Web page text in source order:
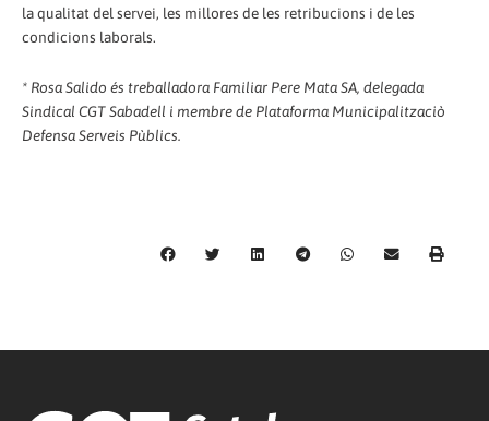
la qualitat del servei, les millores de les retribucions i de les
condicions laborals.
* Rosa Salido és treballadora Familiar Pere Mata SA, delegada
Sindical CGT Sabadell i membre de Plataforma Municipalitzaciò
Defensa Serveis Pùblics.